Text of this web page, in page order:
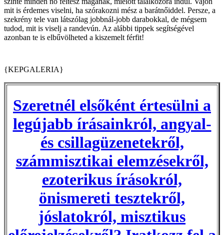
mit is érdemes viselni, ha szórakozni mész a barátnőiddel. Persze, a
szekrény tele van látszólag jobbnál-jobb darabokkal, de mégsem
tudod, mit is viselj a randevún. Az alábbi tippek segítségével
azonban te is elbűvölheted a kiszemelt férfit!
{KEPGALERIA}
Szeretnél elsőként értesülni a
legújabb írásainkról, angyal-
és csillagüzenetekről,
számmisztikai elemzésekről,
ezoterikus írásokról,
önismereti tesztekről,
jóslatokról, misztikus